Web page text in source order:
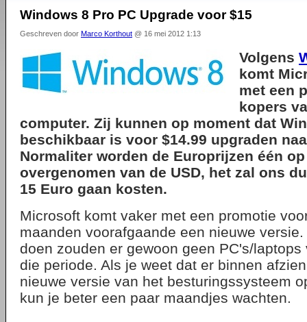
Windows 8 Pro PC Upgrade voor $15
Geschreven door Marco Korthout @ 16 mei 2012 1:13
Volgens
komt
met een
kopers
computer. Zij kunnen op moment dat
beschikbaar is voor $14.99 upgraden
Normaliter worden de Europrijzen één
overgenomen van de USD, het zal ons
15 Euro gaan kosten.
Microsoft komt vaker met een promotie
maanden voorafgaande een nieuwe
doen zouden er gewoon geen PC's/
die periode. Als je weet dat er binnen
nieuwe versie van het besturingssysteem
kun je beter een paar maandjes wachten.